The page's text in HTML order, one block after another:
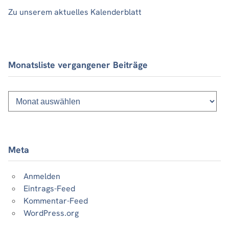
Zu unserem aktuelles Kalenderblatt
Monatsliste vergangener Beiträge
Monatsliste
vergangener
Beiträge
Meta
Anmelden
Eintrags-Feed
Kommentar-Feed
WordPress.org